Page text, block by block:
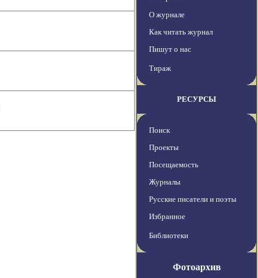
О журнале
Как читать журнал
Пишут о нас
Тираж
РЕСУРСЫ
Поиск
Проекты
Посещаемость
Журналы
Русские писатели и поэты
Избранное
Библиотеки
Фотоархив